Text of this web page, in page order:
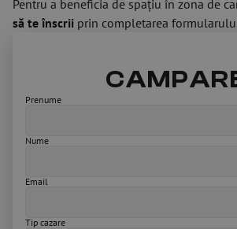
Pentru a beneficia de spațiu în zona de
să te înscrii prin completarea
Prenume
Nume
Email
Tip cazare